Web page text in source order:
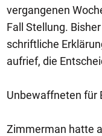
vergangenen
Fall Stellung.
schriftliche
aufrief, die
Unbewaffneten für
Zimmerman hatte